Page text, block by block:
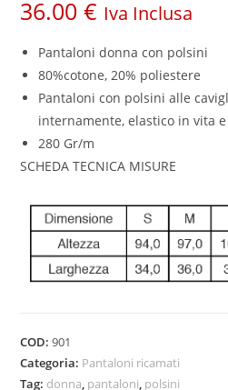
36.00€ Iva Inclusa
Pantaloni donna con polsini
80%cotone, 20% poliestere
Pantaloni con polsini alle
internamente, elastico in vita
280 Gr/m
SCHEDA TECNICA MISURE
COD:901
Categoria: Pantaloni ricamati
Tag: donna pantaloni polsini